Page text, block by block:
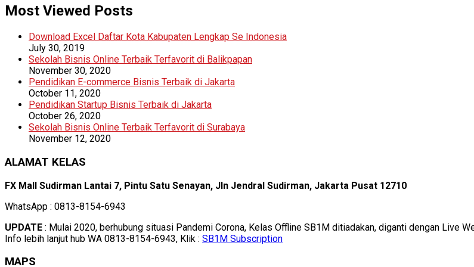
Most Viewed Posts
Download Excel Daftar Kota Kabupaten Lengkap Se Indonesia
July 30, 2019
Sekolah Bisnis Online Terbaik Terfavorit di Balikpapan
November 30, 2020
Pendidikan E-commerce Bisnis Terbaik di Jakarta
October 11, 2020
Pendidikan Startup Bisnis Terbaik di Jakarta
October 26, 2020
Sekolah Bisnis Online Terbaik Terfavorit di Surabaya
November 12, 2020
ALAMAT KELAS
FX Mall Sudirman Lantai 7, Pintu Satu Senayan, Jln Jendral Sudirman, Jakarta Pusat 12710
WhatsApp : 0813-8154-6943
UPDATE : Mulai 2020, berhubung situasi Pandemi Corona, Kelas Offline SB1M ditiadakan, diganti dengan Live
Info lebih lanjut hub WA 0813-8154-6943, Klik : SB1M Subscription
MAPS